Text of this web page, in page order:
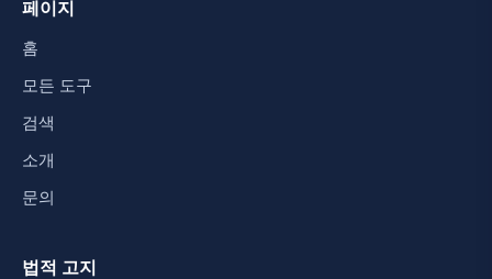
페이지
홈
모든 도구
검색
소개
문의
법적 고지